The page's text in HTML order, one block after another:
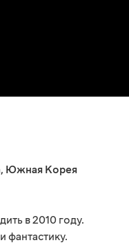
, Южная Корея
в 2010 году.